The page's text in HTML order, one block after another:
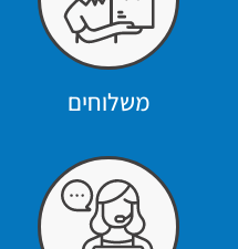
משלוחים